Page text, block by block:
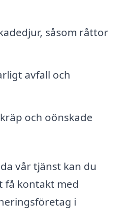
såsom råttor
avfall och
och oönskade
vår tjänst kan du
få kontakt med
i